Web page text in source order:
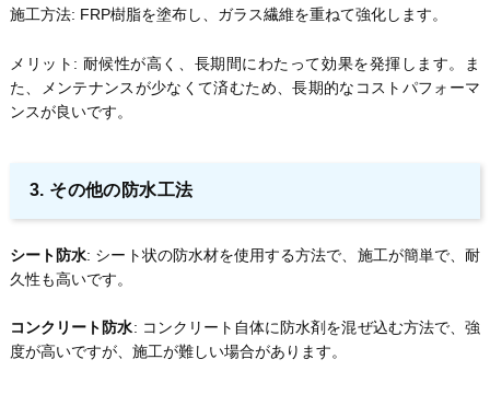
施工方法: FRP樹脂を塗布し、ガラス繊維を重ねて強化します。
メリット: 耐候性が高く、長期間にわたって効果を発揮します。ま
た、メンテナンスが少なくて済むため、長期的なコストパフォーマ
ンスが良いです。
3. その他の防水工法
シート防水: シート状の防水材を使用する方法で、施工が簡単で、耐
久性も高いです。
コンクリート防水: コンクリート自体に防水剤を混ぜ込む方法で、強
度が高いですが、施工が難しい場合があります。